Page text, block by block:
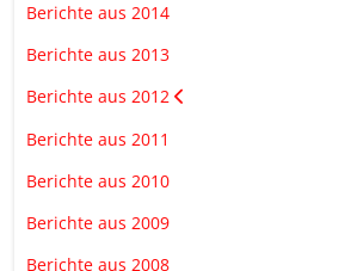
Berichte aus 2014
Berichte aus 2013
Berichte aus 2012
Berichte aus 2011
Berichte aus 2010
Berichte aus 2009
Berichte aus 2008